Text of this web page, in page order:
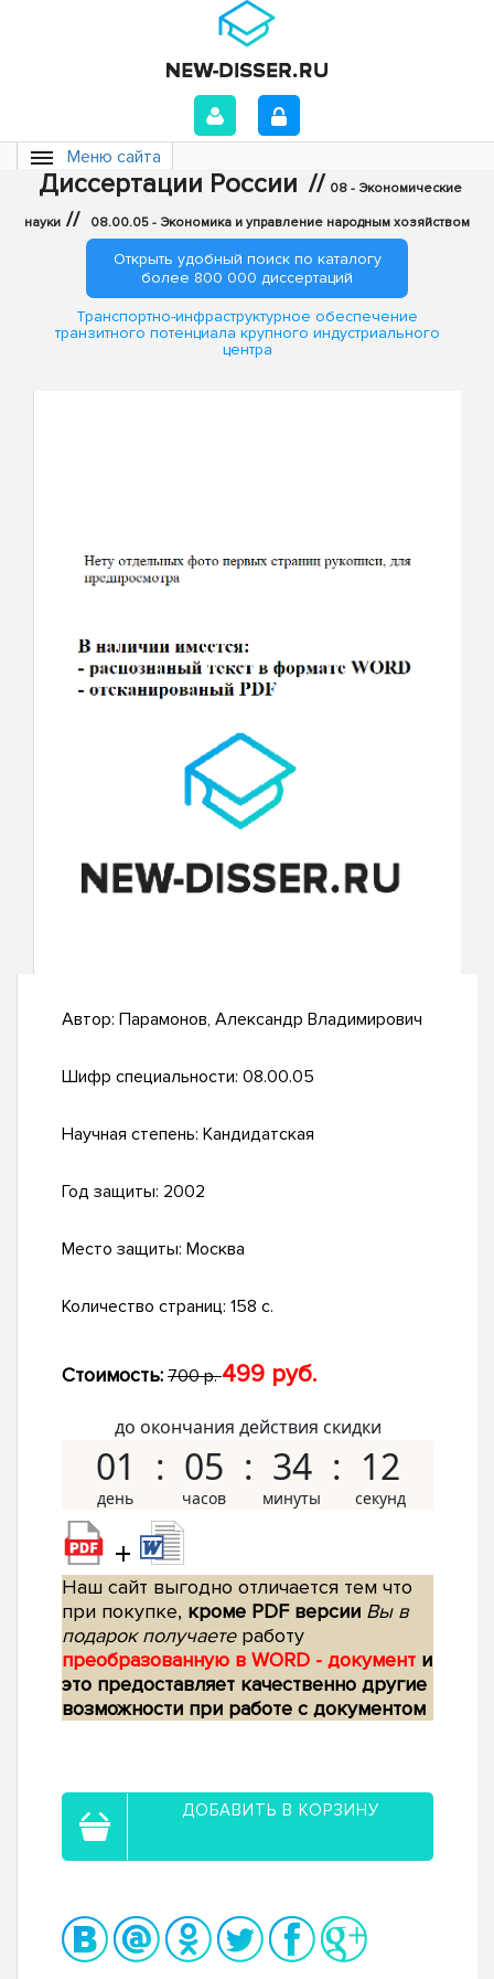
Меню сайта
Диссертации России // 08 - Экономические
науки // 08.00.05 - Экономика и управление народным хозяйством
Открыть удобный поиск по каталогу
более 800 000 диссертаций
Транспортно-инфраструктурное обеспечение
транзитного потенциала крупного индустриального
центра
Автор: Парамонов, Александр Владимирович
Шифр специальности: 08.00.05
Научная степень: Кандидатская
Год защиты: 2002
Место защиты: Москва
Количество страниц: 158 с.
Стоимость: 700 р.499 руб.
до окончания действия скидки
01 05 34 11
+
Наш сайт выгодно отличается тем что
при покупке, кроме PDF версии Вы в
подарок получаетеработу
преобразованную в WORD - документ и
это предоставляет качественно другие
возможности при работе с документом
ДОБАВИТЬ В КОРЗИНУ